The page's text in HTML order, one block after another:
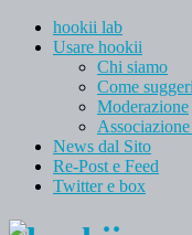
hookii lab
Usare hookii
Chi siamo
Come
Moderazione
News dal Sito
Re-Post e Feed
Twitter e box